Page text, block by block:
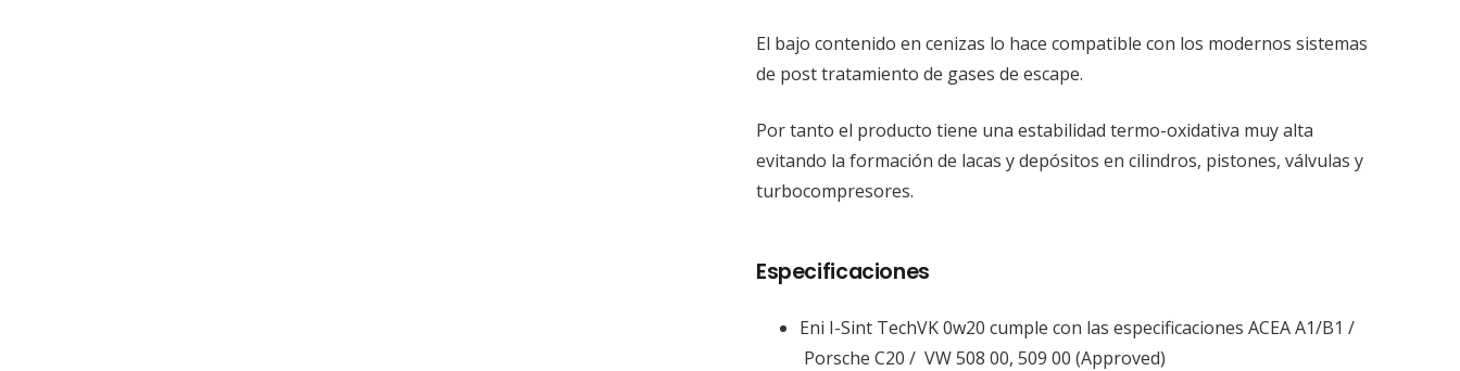
El bajo contenido en cenizas lo hace compatible con los modernos sistemas
de post tratamiento de gases de escape.
Por tanto el producto tiene una estabilidad termo-oxidativa muy alta
evitando la formación de lacas y depósitos en cilindros, pistones, válvulas y
turbocompresores.
Especificaciones
Eni I-Sint TechVK 0w20 cumple con las especificaciones ACEA A1/B1 /
Porsche C20 / VW 508 00, 509 00 (Approved)